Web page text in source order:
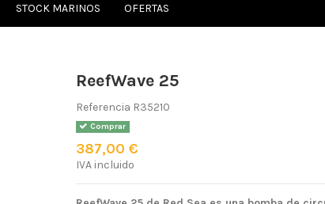
STOCK MARINOS OFERTAS
ReefWave 25
Referencia R35210
Comprar
387,00 €
IVA incluido